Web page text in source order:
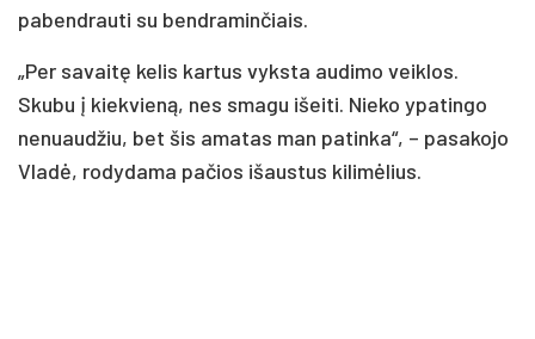
pabendrauti su bendraminčiais.
„Per savaitę kelis kartus vyksta audimo veiklos.
Skubu į kiekvieną, nes smagu išeiti. Nieko ypatingo
nenuaudžiu, bet šis amatas man patinka“, – pasakojo
Vladė, rodydama pačios išaustus kilimėlius.